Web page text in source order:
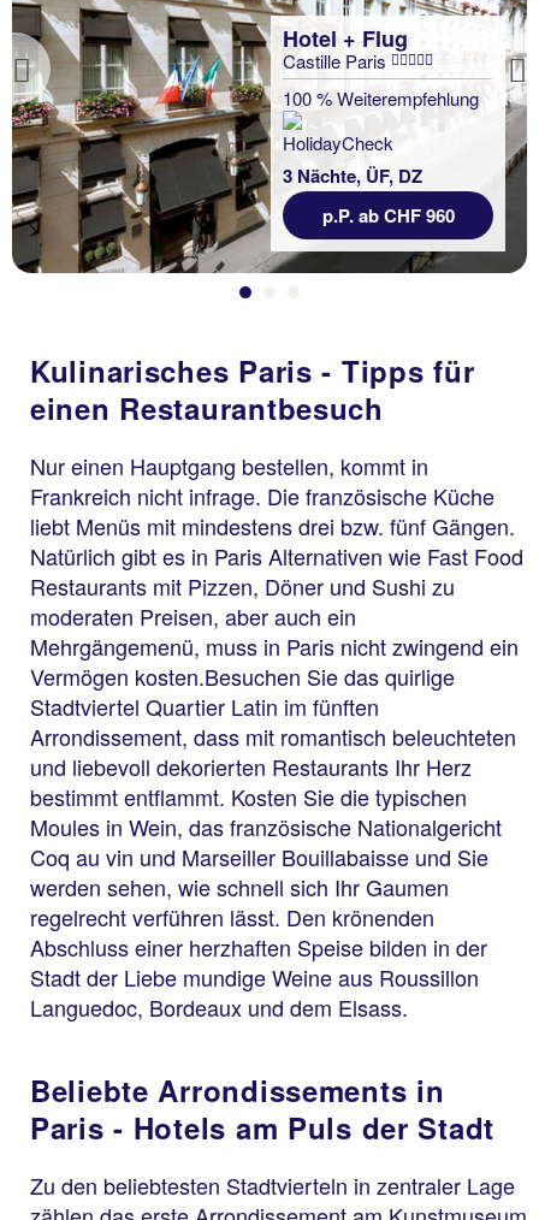
Previous
Hotel + Flug
Castille Paris
100 % Weiterempfehlung
3 Nächte, ÜF, DZ
p.P. ab CHF 960
Kulinarisches Paris - Tipps für
einen Restaurantbesuch
Nur einen Hauptgang bestellen, kommt in
Frankreich nicht infrage. Die französische Küche
liebt Menüs mit mindestens drei bzw. fünf Gängen.
Natürlich gibt es in Paris Alternativen wie Fast Food
Restaurants mit Pizzen, Döner und Sushi zu
moderaten Preisen, aber auch ein
Mehrgängemenü, muss in Paris nicht zwingend ein
Vermögen kosten.Besuchen Sie das quirlige
Stadtviertel Quartier Latin im fünften
Arrondissement, dass mit romantisch beleuchteten
und liebevoll dekorierten Restaurants Ihr Herz
bestimmt entflammt. Kosten Sie die typischen
Moules in Wein, das französische Nationalgericht
Coq au vin und Marseiller Bouillabaisse und Sie
werden sehen, wie schnell sich Ihr Gaumen
regelrecht verführen lässt. Den krönenden
Abschluss einer herzhaften Speise bilden in der
Stadt der Liebe mundige Weine aus Roussillon
Languedoc, Bordeaux und dem Elsass.
Beliebte Arrondissements in
Paris - Hotels am Puls der Stadt
Zu den beliebtesten Stadtvierteln in zentraler Lage